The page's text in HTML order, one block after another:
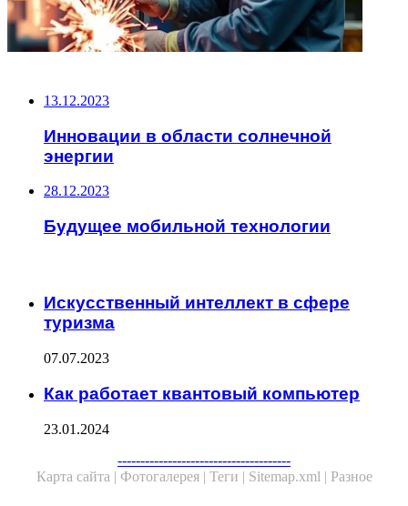
13.12.2023
Инновации в области солнечной
энергии
28.12.2023
Будущее мобильной технологии
Искусственный интеллект в сфере
туризма
07.07.2023
Как работает квантовый компьютер
23.01.2024
--------------------------------------
Карта сайта | Фотогалерея | Теги | Sitemap.xml | Разное